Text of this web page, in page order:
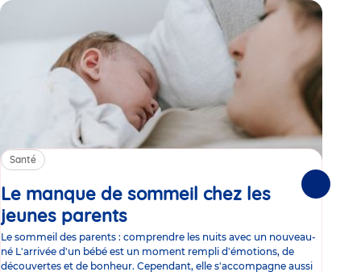
Santé
Le manque de sommeil chez les
jeunes parents
Le sommeil des parents : comprendre les nuits avec un nouveau-
né L'arrivée d'un bébé est un moment rempli d'émotions, de
découvertes et de bonheur. Cependant, elle s'accompagne aussi